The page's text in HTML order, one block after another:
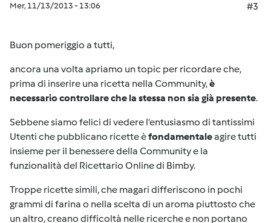
Mer, 11/13/2013 - 13:06 #3
Buon pomeriggio a tutti,
ancora una volta apriamo un topic per ricordare che,
prima di inserire una ricetta nella Community,è
necessario controllare che la stessa non sia già presente.
Sebbene siamo felici di vedere l’entusiasmo di tantissimi
Utenti che pubblicano ricette èfondamentaleagire tutti
insieme per il benessere della Community e la
funzionalità del Ricettario Online di Bimby.
Troppe ricette simili, che magari differiscono in pochi
grammi di farina o nella scelta di un aroma piuttosto che
un altro, creano difficoltà nelle ricerche e non portano